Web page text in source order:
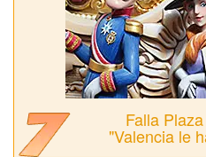
Falla
"Valencia le